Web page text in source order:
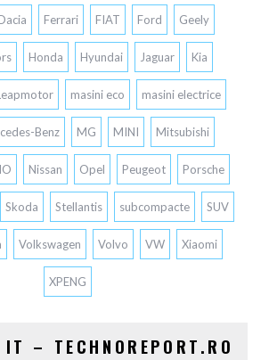
Ferrari FIAT Ford Geely
Honda Hyundai Jaguar Kia
masini eco masini electrice
Benz MG MINI Mitsubishi
Nissan Opel Peugeot Porsche
Skoda Stellantis subcompacte SUV
Volkswagen Volvo VW Xiaomi
XPENG
– TECHNOREPORT.RO